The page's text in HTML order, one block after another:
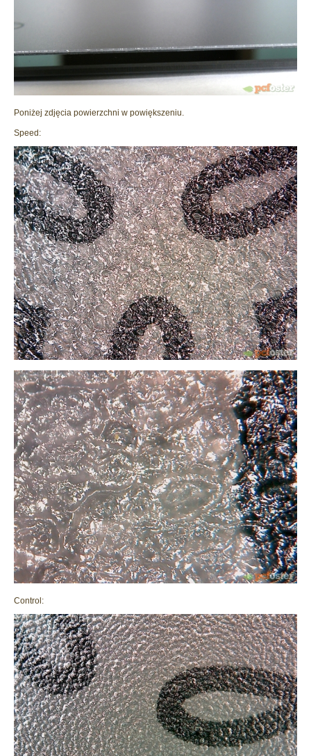
Poniżej zdjęcia powierzchni w powiększeniu.
Speed:
Control: